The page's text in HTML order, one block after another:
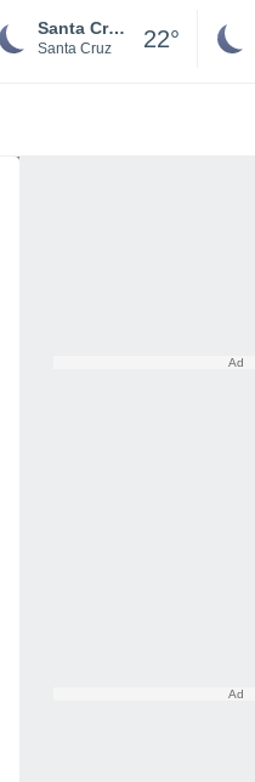
Santa Cruz de la Sierra
Santa Cruz 22°